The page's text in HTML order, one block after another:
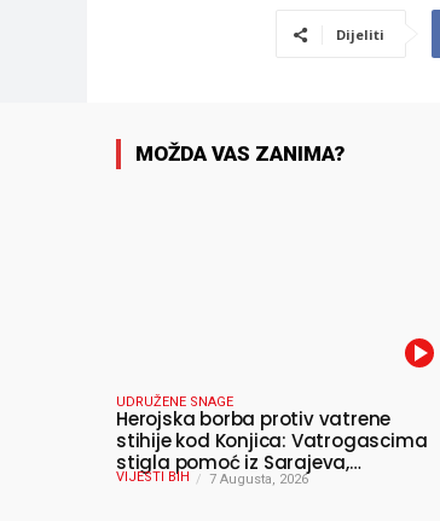
Dijeliti
MOŽDA VAS ZANIMA?
UDRUŽENE SNAGE
Herojska borba protiv vatrene
stihije kod Konjica: Vatrogascima
stigla pomoć iz Sarajeva,
helikopteri i Air Tractori udružili
VIJESTI BIH 7 Augusta, 2026